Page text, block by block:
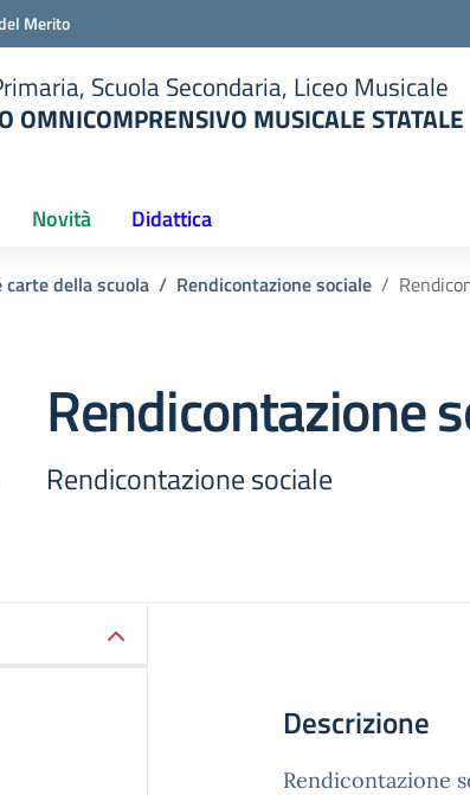
Merito
Scuola Secondaria, Liceo Musicale
OMNICOMPRENSIVO MUSICALE STATALE
Novità Didattica
carte della scuola Rendicontazione sociale
Rendicontazione
Rendicontazione sociale
Descrizione
Rendicontazione